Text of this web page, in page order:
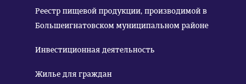
Реестр пищевой продукции, производимой в
Большеигнатовском муниципальном районе
Инвестиционная деятельность
Жилье для граждан